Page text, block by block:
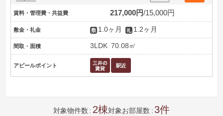
賃料・管理費・共益費 217,000円 15,000円
敷金・礼金 1.0ヶ月 1.2ヶ月
間取・面積 3LDK 70.08㎡
アピールポイント
対象物件数 2 対象お部屋数 3